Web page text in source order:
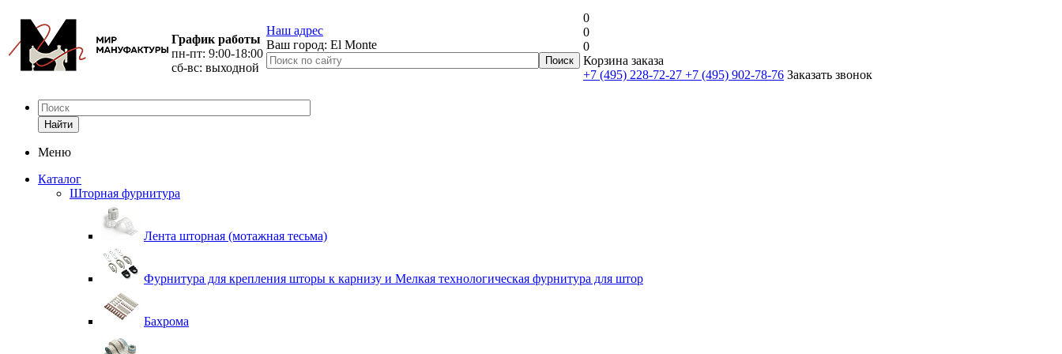
График работы
пн-пт: 9:00-18:00
сб-вс: выходной
Наш адрес
Ваш город: El Monte
0
0
0
Корзина заказа
+7 (495) 228-72-27 +7 (495) 902-78-76 Заказать звонок
Найти
Меню
Каталог
Шторная фурнитура
Лента шторная (мотажная тесьма)
Фурнитура для крепления шторы к карнизу и Мелкая технологическая фурнитура для штор
Бахрома